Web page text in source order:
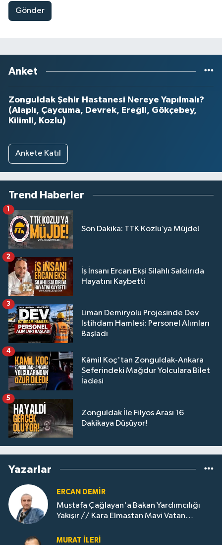
Gönder
Anket
Zonguldak Şehir Hastanesi Nereye Yapılmalı?
(Alaplı, Çaycuma, Devrek, Ereğli, Gökçebey,
Kilimli, Kozlu)
Ankete Katıl
Trend Haberler
Son Dakika: TTK Kozlu’ya Müjde!
1
İş İnsanı Ercan Ekşi Silahlı Saldırıda
Hayatını Kaybetti
2
Liman Demiryolu Projesinde Dev
İstihdam Hamlesi: Personel Alımları
Başladı
3
Kâmil Koç'tan Zonguldak-Ankara
Seferindeki Mağdur Yolculara Bilet
İadesi
4
Zonguldak İle Filyos Arası 16
Dakikaya Düşüyor!
5
Yazarlar
ERCAN DEMIR
Mustafa Çağlayan'a Bakan Yardımcılığı
Yakışır // ​Kara Elmastan Mavi Vatan
MURAT İLERI